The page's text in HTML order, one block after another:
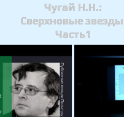
Чугай Н.Н.:
Сверхновые
Часть1